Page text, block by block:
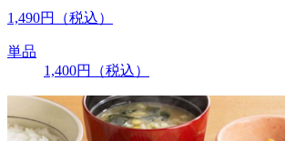
1,490円 （税込）
単品
1,400円 （税込）